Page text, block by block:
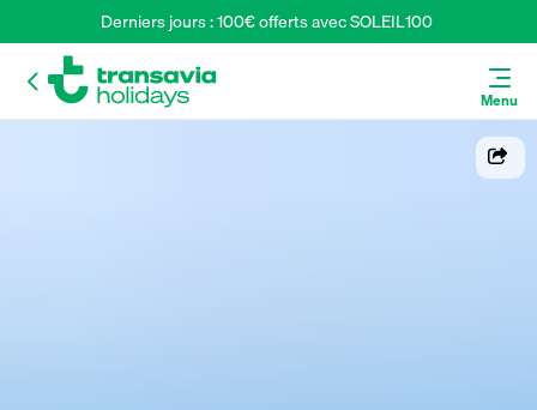
Derniers jours : 100€ offerts avec SOLEIL100
Menu